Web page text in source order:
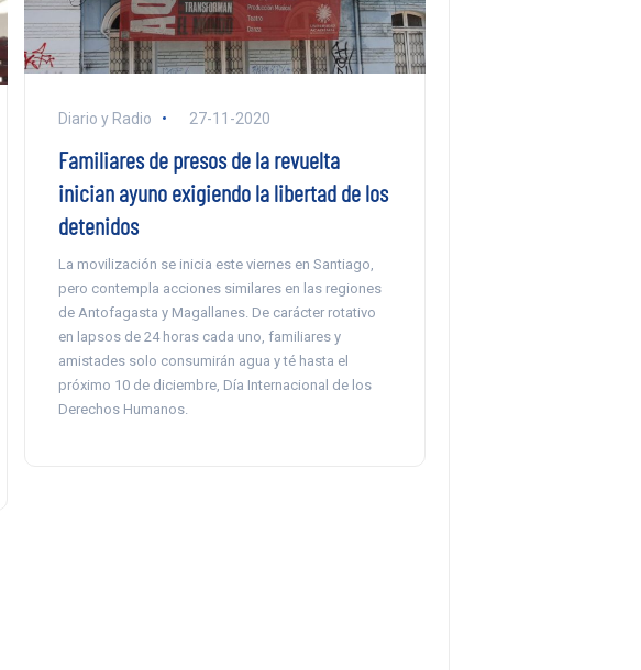
Diario y Radio 27-11-2020
Familiares de presos de la revuelta
inician ayuno exigiendo la libertad de los
detenidos
La movilización se inicia este viernes en Santiago,
pero contempla acciones similares en las regiones
de Antofagasta y Magallanes. De carácter rotativo
en lapsos de 24 horas cada uno, familiares y
amistades solo consumirán agua y té hasta el
próximo 10 de diciembre, Día Internacional de los
Derechos Humanos.